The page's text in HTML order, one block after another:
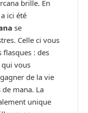
brille. En
ici été
se
Celle ci vous
flasques : des
vous
de la vie
mana. La
unique